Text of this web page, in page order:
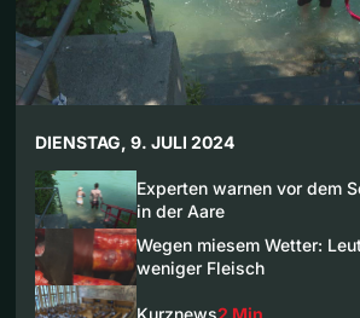
DIENSTAG, 9. JULI 2024
Experten warnen vor dem
in der Aare
Wegen miesem Wetter:
weniger Fleisch
Kurznews2 Min